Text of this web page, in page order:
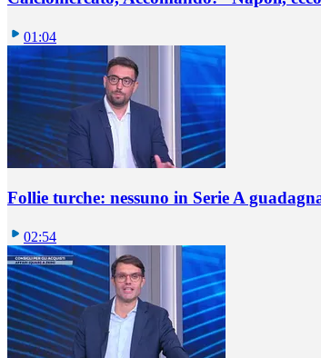
01:04
Follie turche: nessuno in Serie A
02:54